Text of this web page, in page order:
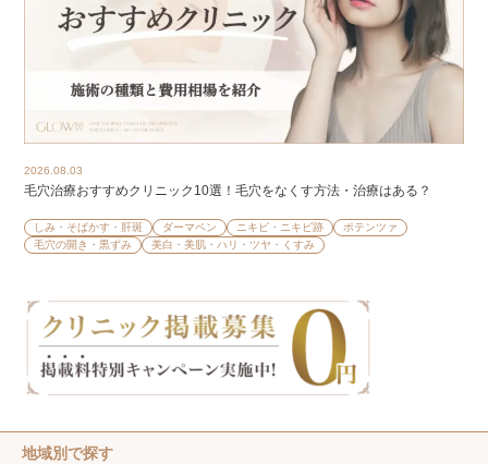
2026.08.03
毛穴治療おすすめクリニック10選！毛穴をなくす方法・治療はある？
しみ・そばかす・肝斑 ダーマペン ニキビ・ニキビ跡
ポテンツァ
毛穴の開き・黒ずみ
美白・美肌・ハリ・ツヤ・くすみ
地域別で探す